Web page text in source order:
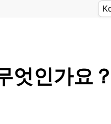
엇인가요？